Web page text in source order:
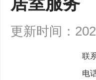
更新时间：
联
电